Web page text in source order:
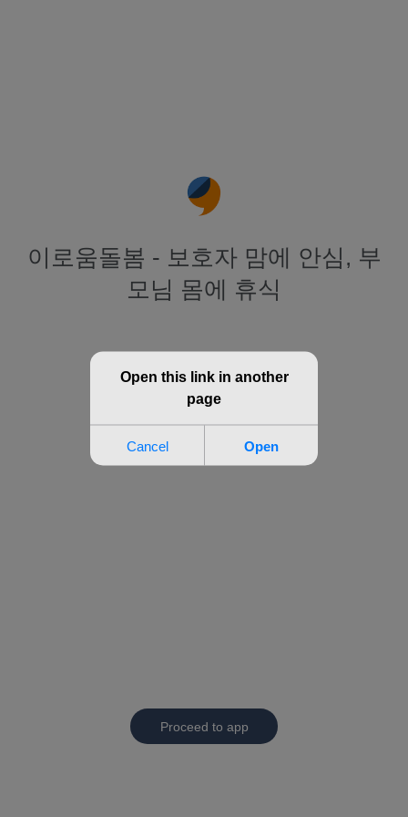
이로움돌봄 - 보호자 맘에 안심, 부
모님 몸에 휴식
Proceed to app